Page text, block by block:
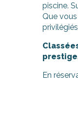
Plage-en-
sur-
piscine.
Que
prestige.
En